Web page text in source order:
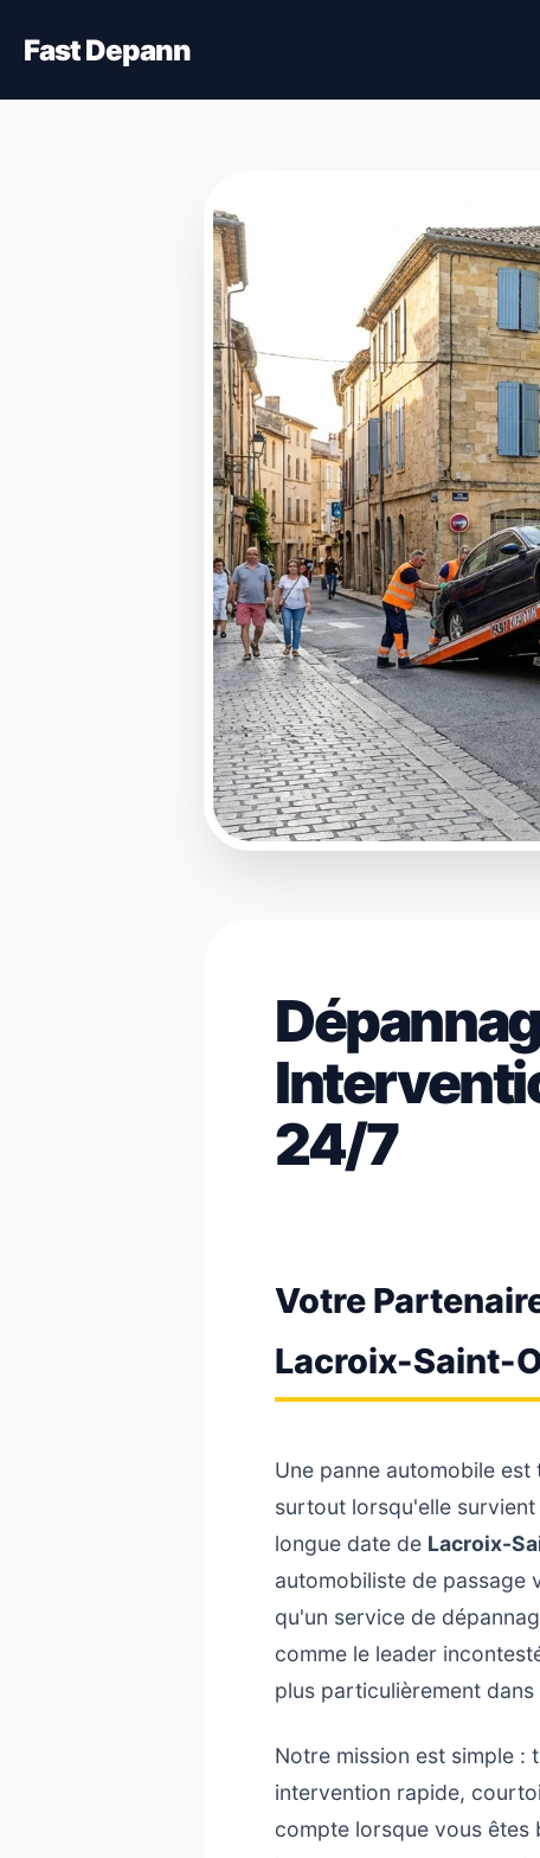
Fast Depann
24/7
Votre
Lacroix-Saint-
Une panne automobile
surtout lorsqu'elle
longue date de Lacroix-
automobiliste de passage
qu'un service de
comme le leader
plus particulièrement
Notre mission est simple :
intervention rapide,
compte lorsque vous êtes